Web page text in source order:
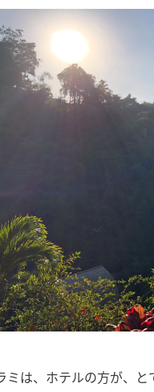
ミは、ホテルの方が、